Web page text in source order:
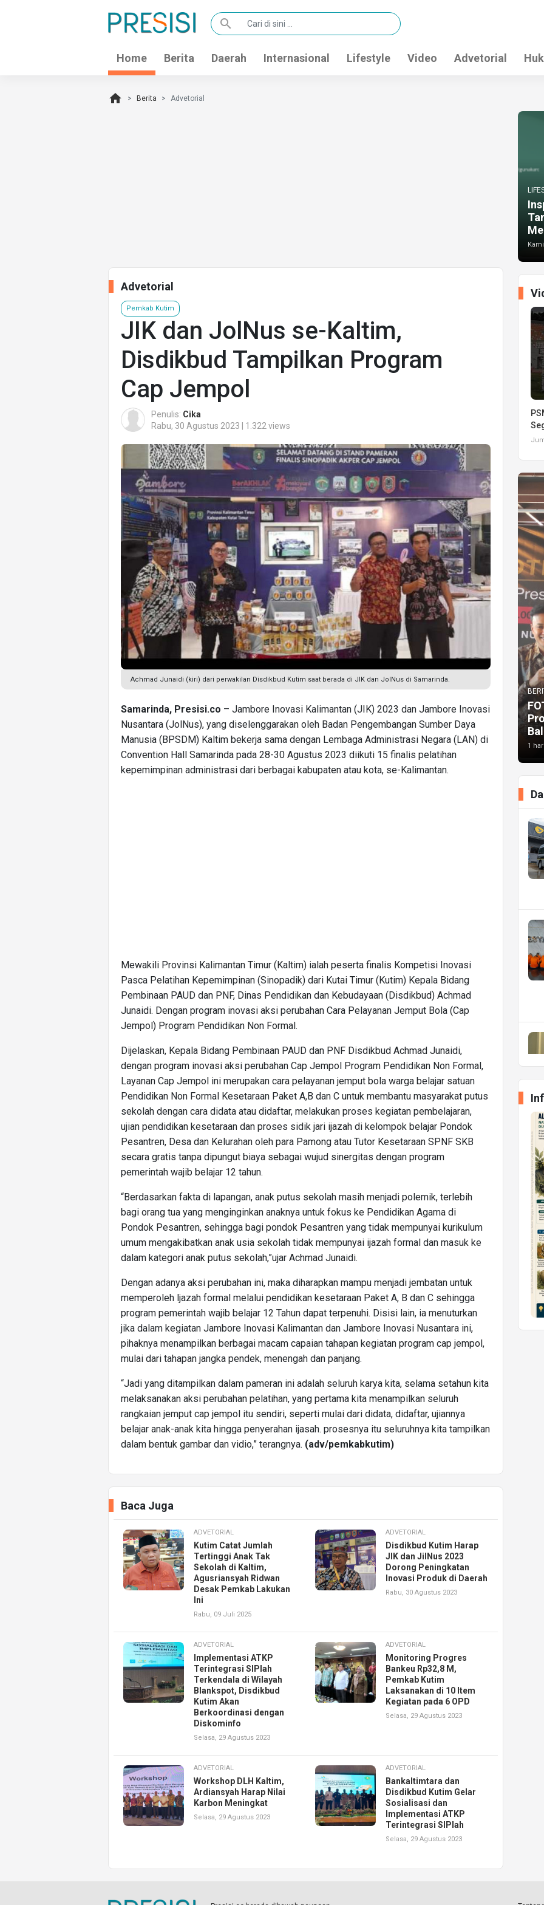
search
Home Berita Daerah Internasional Lifestyle Video Advetorial
home Berita Advetorial
Advetorial
Pemkab Kutim
JIK dan JolNus se-Kaltim,
Disdikbud Tampilkan Program
Cap Jempol
Penulis: Cika
Rabu, 30 Agustus 2023 | 1.322 views
Achmad Junaidi (kiri) dari perwakilan Disdikbud Kutim saat berada di JIK dan JolNus di Samarinda.
Samarinda, Presisi.co – Jambore Inovasi Kalimantan (JIK) 2023 dan Jambore Inovasi
Nusantara (JolNus), yang diselenggarakan oleh Badan Pengembangan Sumber Daya
Manusia (BPSDM) Kaltim bekerja sama dengan Lembaga Administrasi Negara (LAN) di
Convention Hall Samarinda pada 28-30 Agustus 2023 diikuti 15 finalis pelatihan
kepemimpinan administrasi dari berbagai kabupaten atau kota, se-Kalimantan.
Mewakili Provinsi Kalimantan Timur (Kaltim) ialah peserta finalis Kompetisi Inovasi
Pasca Pelatihan Kepemimpinan (Sinopadik) dari Kutai Timur (Kutim) Kepala Bidang
Pembinaan PAUD dan PNF, Dinas Pendidikan dan Kebudayaan (Disdikbud) Achmad
Junaidi. Dengan program inovasi aksi perubahan Cara Pelayanan Jemput Bola (Cap
Jempol) Program Pendidikan Non Formal.
Dijelaskan, Kepala Bidang Pembinaan PAUD dan PNF Disdikbud Achmad Junaidi,
dengan program inovasi aksi perubahan Cap Jempol Program Pendidikan Non Formal,
Layanan Cap Jempol ini merupakan cara pelayanan jemput bola warga belajar satuan
Pendidikan Non Formal Kesetaraan Paket A,B dan C untuk membantu masyarakat putus
sekolah dengan cara didata atau didaftar, melakukan proses kegiatan pembelajaran,
ujian pendidikan kesetaraan dan proses sidik jari ijazah di kelompok belajar Pondok
Pesantren, Desa dan Kelurahan oleh para Pamong atau Tutor Kesetaraan SPNF SKB
secara gratis tanpa dipungut biaya sebagai wujud sinergitas dengan program
pemerintah wajib belajar 12 tahun.
“Berdasarkan fakta di lapangan, anak putus sekolah masih menjadi polemik, terlebih
bagi orang tua yang menginginkan anaknya untuk fokus ke Pendidikan Agama di
Pondok Pesantren, sehingga bagi pondok Pesantren yang tidak mempunyai kurikulum
umum mengakibatkan anak usia sekolah tidak mempunyai ijazah formal dan masuk ke
dalam kategori anak putus sekolah,”ujar Achmad Junaidi.
Dengan adanya aksi perubahan ini, maka diharapkan mampu menjadi jembatan untuk
memperoleh ljazah formal melalui pendidikan kesetaraan Paket A, B dan C sehingga
program pemerintah wajib belajar 12 Tahun dapat terpenuhi. Disisi lain, ia menuturkan
jika dalam kegiatan Jambore Inovasi Kalimantan dan Jambore Inovasi Nusantara ini,
pihaknya menampilkan berbagai macam capaian tahapan kegiatan program cap jempol,
mulai dari tahapan jangka pendek, menengah dan panjang.
“Jadi yang ditampilkan dalam pameran ini adalah seluruh karya kita, selama setahun kita
melaksanakan aksi perubahan pelatihan, yang pertama kita menampilkan seluruh
rangkaian jemput cap jempol itu sendiri, seperti mulai dari didata, didaftar, ujiannya
belajar anak-anak kita hingga penyerahan ijasah. prosesnya itu seluruhnya kita tampilkan
dalam bentuk gambar dan vidio,” terangnya. (adv/pemkabkutim)
Baca Juga
ADVETORIAL
Kutim Catat Jumlah
Tertinggi Anak Tak
Sekolah di Kaltim,
Agusriansyah Ridwan
Desak Pemkab Lakukan
Ini
Rabu, 09 Juli 2025
ADVETORIAL
Disdikbud Kutim Harap
JIK dan JilNus 2023
Dorong Peningkatan
Inovasi Produk di Daerah
Rabu, 30 Agustus 2023
ADVETORIAL
Implementasi ATKP
Terintegrasi SIPlah
Terkendala di Wilayah
Blankspot, Disdikbud
Kutim Akan
Berkoordinasi dengan
Diskominfo
Selasa, 29 Agustus 2023
ADVETORIAL
Monitoring Progres
Bankeu Rp32,8 M,
Pemkab Kutim
Laksanakan di 10 Item
Kegiatan pada 6 OPD
Selasa, 29 Agustus 2023
ADVETORIAL
Workshop DLH Kaltim,
Ardiansyah Harap Nilai
Karbon Meningkat
Selasa, 29 Agustus 2023
ADVETORIAL
Bankaltimtara dan
Disdikbud Kutim Gelar
Sosialisasi dan
Implementasi ATKP
Terintegrasi SIPlah
Selasa, 29 Agustus 2023
1